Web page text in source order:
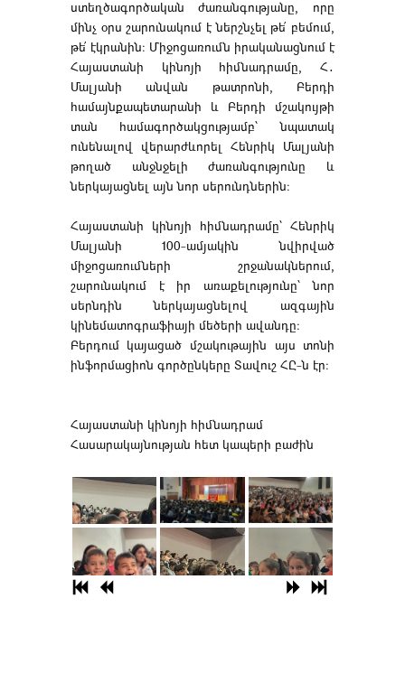
ստեղծագործական ժառանգությանը, որը
մինչ օրս շարունակում է ներշնչել թե՛ բեմում,
թե՛ էկրանին։ Միջոցառումն իրականացնում է
Հայաստանի կինոյի հիմնադրամը, Հ․
Մալյանի անվան թատրոնի, Բերդի
համայնքապետարանի և Բերդի մշակույթի
տան համագործակցությամբ՝ նպատակ
ունենալով վերարժևորել Հենրիկ Մալյանի
թողած անջնջելի ժառանգությունը և
ներկայացնել այն նոր սերունդներին։
Հայաստանի կինոյի հիմնադրամը՝ Հենրիկ
Մալյանի 100-ամյակին նվիրված
միջոցառումների շրջանակներում,
շարունակում է իր առաքելությունը՝ նոր
սերնդին ներկայացնելով ազգային
կինեմատոգրաֆիայի մեծերի ավանդը։
Բերդում կայացած մշակութային այս տոնի
ինֆորմացիոն գործընկերը Տավուշ ՀԸ-ն էր։
Հայաստանի կինոյի հիմնադրամ
Հասարակայնության հետ կապերի բաժին